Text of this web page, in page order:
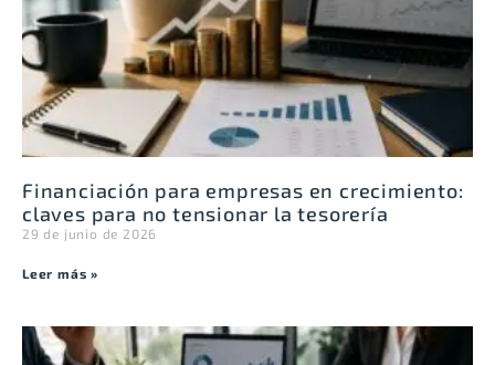
Financiación para empresas en crecimiento:
claves para no tensionar la tesorería
29 de junio de 2026
Leer más »